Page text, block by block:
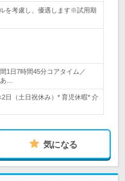
を考慮し、優遇します※試用期
1日7時間45分コアタイム／
…
日（土日祝休み）* 育児休暇* 介
気になる